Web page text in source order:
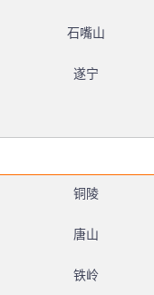
石嘴山
遂宁
铜陵
唐山
铁岭